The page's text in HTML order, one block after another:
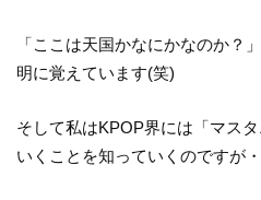
「ここは天国かなにかなのか？
明に覚えています(笑)
そして私はKPOP界には「マス
いくことを知っていくのですが・